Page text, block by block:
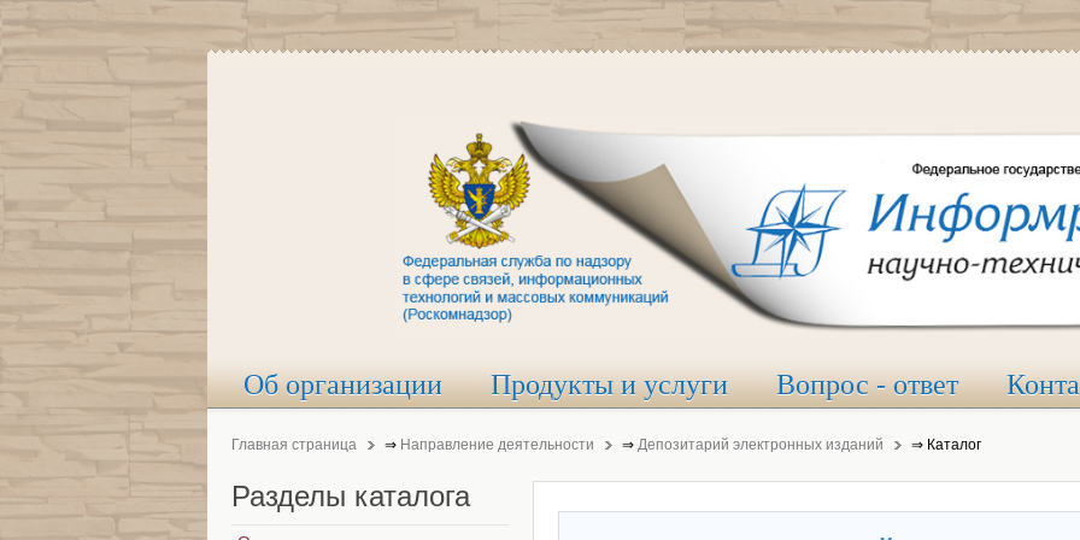
Об организации Продукты и услуги Вопрос - ответ
Главная страница ⇒ Направление деятельности ⇒ Депозитарий электронных изданий ⇒ Каталог
Разделы каталога